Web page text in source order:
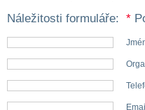
Náležitosti formuláře: *